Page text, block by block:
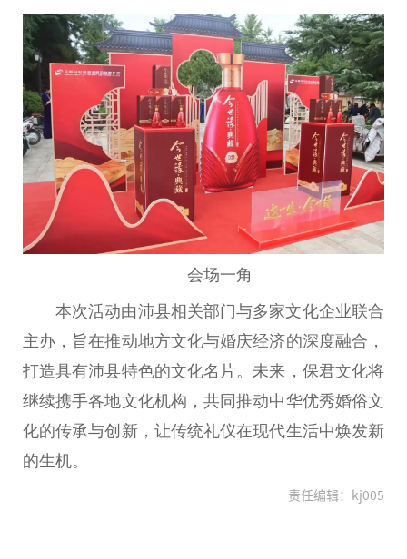
会场一角
本次活动由沛县相关部门与多家文化企业联合
主办，旨在推动地方文化与婚庆经济的深度融合，
打造具有沛县特色的文化名片。未来，保君文化将
继续携手各地文化机构，共同推动中华优秀婚俗文
化的传承与创新，让传统礼仪在现代生活中焕发新
的生机。
责任编辑：kj005